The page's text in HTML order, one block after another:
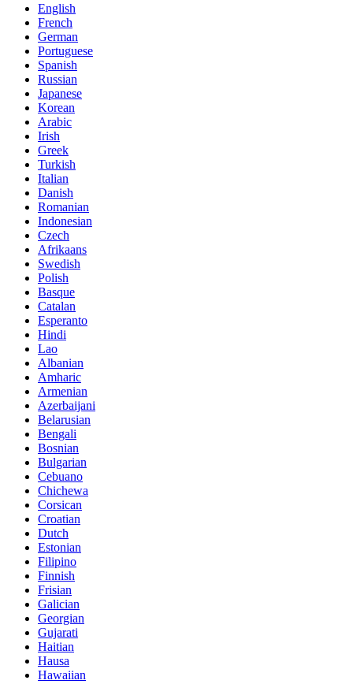
English
French
German
Portuguese
Spanish
Russian
Japanese
Korean
Arabic
Irish
Greek
Turkish
Italian
Danish
Romanian
Indonesian
Czech
Afrikaans
Swedish
Polish
Basque
Catalan
Esperanto
Hindi
Lao
Albanian
Amharic
Armenian
Azerbaijani
Belarusian
Bengali
Bosnian
Bulgarian
Cebuano
Chichewa
Corsican
Croatian
Dutch
Estonian
Filipino
Finnish
Frisian
Galician
Georgian
Gujarati
Haitian
Hausa
Hawaiian